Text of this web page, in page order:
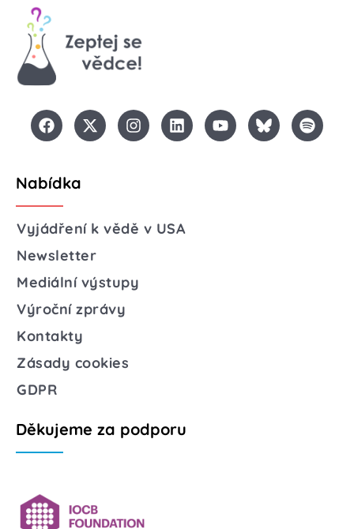
Nabídka
Vyjádření k vědě v USA
Newsletter
Mediální výstupy
Výroční zprávy
Kontakty
Zásady cookies
GDPR
Děkujeme za podporu